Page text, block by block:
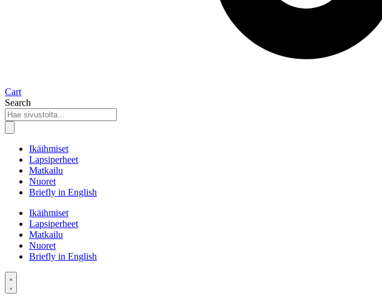
Cart
Search
Ikäihmiset
Lapsiperheet
Matkailu
Nuoret
Briefly in English
Ikäihmiset
Lapsiperheet
Matkailu
Nuoret
Briefly in English